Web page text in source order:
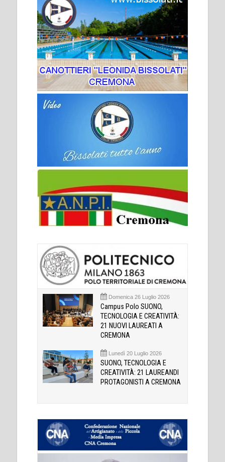
Domenica 26 Luglio 2026
Campus Polo SUONO,
TECNOLOGIA E CREATIVITÀ:
21 NUOVI LAUREATI A
CREMONA
Lunedì 20 Luglio 2026
SUONO, TECNOLOGIA E
CREATIVITÀ: 21 LAUREANDI
PROTAGONISTI A CREMONA